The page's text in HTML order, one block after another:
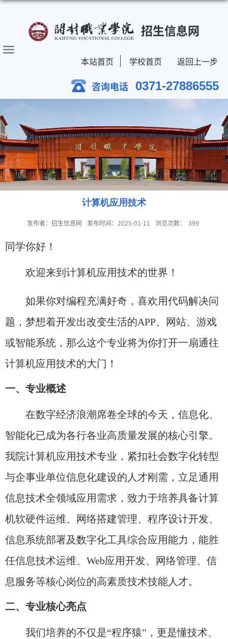
招生信息网
本站首页 学校首页 返回上一步
咨询电话 0371-27886555
计算机应用技术
发布者：招生信息网 发布时间：2025-01-11 浏览次数： 399
同学你好！
欢迎来到计算机应用技术的世界！​
如果你对编程充满好奇，喜欢用代码解决问
题，梦想着开发出改变生活的APP、网站、游戏
或智能系统，那么这个专业将为你打开一扇通往
计算机应用技术的大门！
一、专业概述
在数字经济浪潮席卷全球的今天，信息化、
智能化已成为各行各业高质量发展的核心引擎。
我院计算机应用技术专业，紧扣社会数字化转型
与企事业单位信息化建设的人才刚需，立足通用
信息技术全领域应用需求，致力于培养具备计算
机软硬件运维、网络搭建管理、程序设计开发、
信息系统部署及数字化工具综合应用能力，能胜
任信息技术运维、Web应用开发、网络管理、信
息服务等核心岗位的高素质技术技能人才。
二、专业核心亮点
我们培养的不仅是“程序猿”，更是懂技术、